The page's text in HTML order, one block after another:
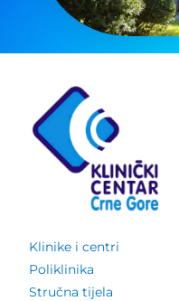
Klinike i centri
Poliklinika
Stručna tijela